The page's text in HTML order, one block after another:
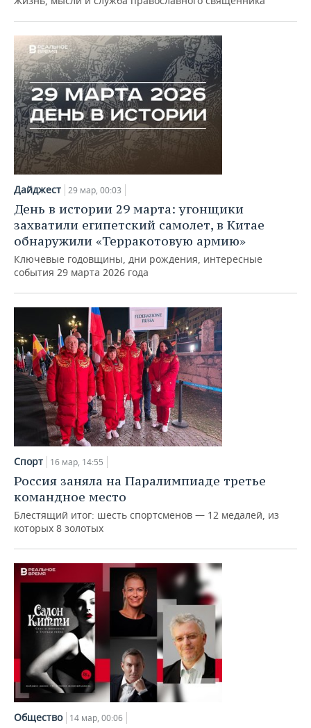
Дайджест 29 мар, 00:03
День в истории 29 марта: угонщики
захватили египетский самолет, в Китае
обнаружили «Терракотовую армию»
Ключевые годовщины, дни рождения, интересные
события 29 марта 2026 года
Спорт 16 мар, 14:55
Россия заняла на Паралимпиаде третье
командное место
Блестящий итог: шесть спортсменов — 12 медалей, из
которых 8 золотых
Общество 14 мар, 00:06